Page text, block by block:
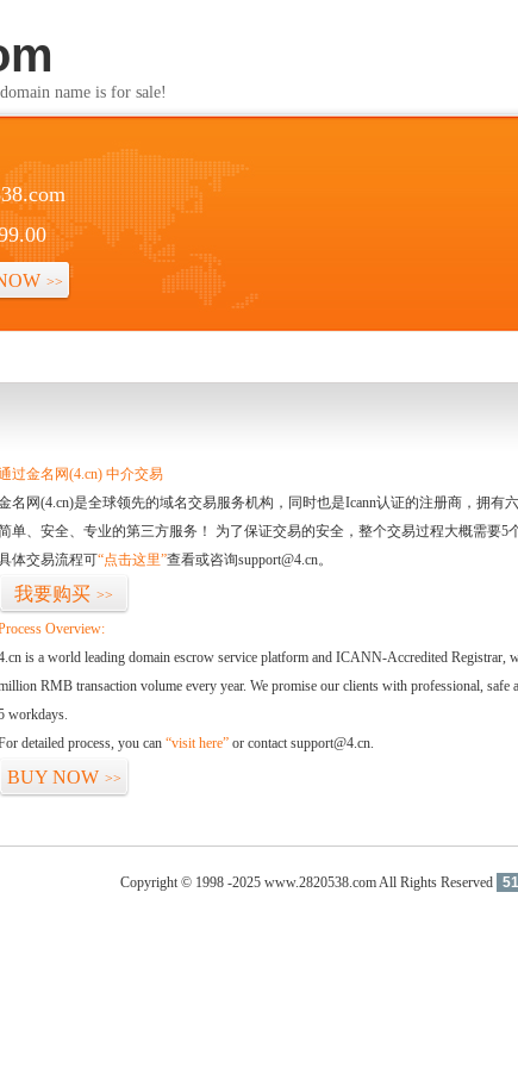
name is for sale!
>>
过金名网(4.cn) 中介交易
名网(4.cn)是全球领先的域名交易服务机构，同时也是Icann认证的注册商，拥
单、安全、专业的第三方服务！ 为了保证交易的安全，整个交易过程大概需要5
体交易流程可“点击这里”查看或咨询support@4.cn。
我要购买 >>
Overview:
is a world leading domain escrow service platform and ICANN-Accredited Registrar,
RMB transaction volume every year. We promise our clients with professional, safe
workdays.
detailed process, you can “visit here” or contact support@4.cn.
BUY NOW >>
Copyright © 1998 -2025 www.2820538.com All Rights Reserved